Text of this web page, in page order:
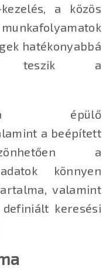
a közös
hatékonyabbá
teszik a
épülő
a beépített
a
könnyen
valamint
keresési